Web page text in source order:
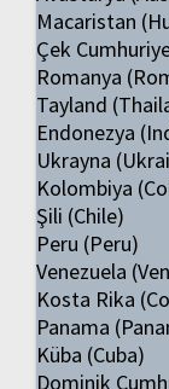
Macaristan
Çek
Romanya
Tayland
Endonezya
Ukrayna
Kolombiya
Şili (Chile)
Peru (Peru)
Venezuela
Kosta Rika
Panama
Küba (Cuba)
Dominik